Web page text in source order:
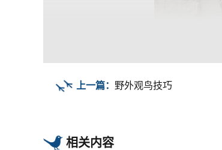
少在1亿5000万年前的中生代晚期，
也因为这样，人类文明的很多方面都
上一篇： 野外观鸟技巧
相关内容